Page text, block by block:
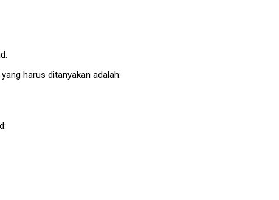
harus ditanyakan adalah: